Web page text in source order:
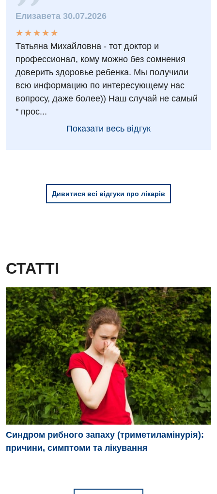
Відгуки
Відео
Інструментальна діагностика
Рентгенографія
УЗД
Для дорослих
Акушерство і гінекологія
Алергологія, імунологія
Гастроентерологія
Ендокринологія
Кардіологія
Мамологія
Медична психологія
Неврологія
Онкологічне відділлення
Оториноларингологія
Офтальмологічне відділення
Проктологія
Пульмонологія
Декларування
Національний скринінг здоров’я 40+
Українська
Елизавета 30.07.2026
★
★
★
★
★
★ ★ ★ ★ ★
Татьяна Михайловна - тот доктор и
профессионал, кому можно без сомнения
доверить здоровье ребенка. Мы получили
всю информацию по интересующему нас
вопросу, даже более)) Наш случай не самый
" прос...
Показати весь відгук
Дивитися всі відгуки про лікарів
СТАТТІ
Синдром рибного запаху (триметиламінурія):
причини, симптоми та лікування